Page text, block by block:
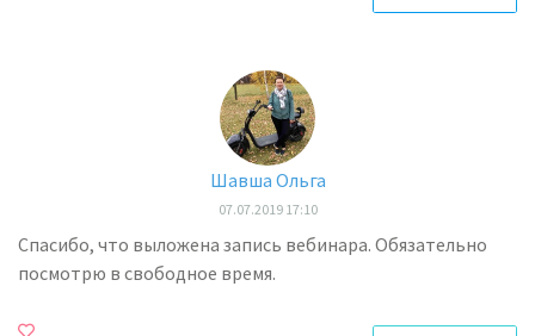
Шавша Ольга
07.07.2019 17:10
Спасибо, что выложена запись вебинара. Обязательно
посмотрю в свободное время.